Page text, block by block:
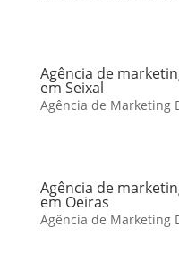
Agência de
em Seixal
Agência de Marketing
Agência de
em Oeiras
Agência de Marketing